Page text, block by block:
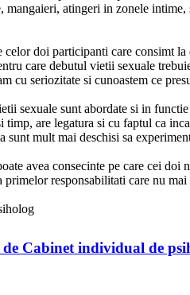
atingeri in zonele intime,
doi participanti care consimt
care debutul vietii sexuale
cu seriozitate si cunoastem ce
sexuale sunt abordate si in
timp, are legatura si cu faptul ca
mult mai deschisi sa
avea consecinte pe care cei
primelor responsabilitati care nu
Cabinet individual de